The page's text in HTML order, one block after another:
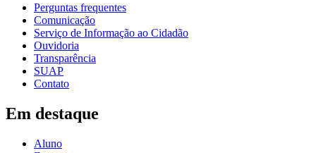
Perguntas frequentes
Comunicação
Serviço de Informação ao Cidadão
Ouvidoria
Transparência
SUAP
Contato
Em destaque
Aluno